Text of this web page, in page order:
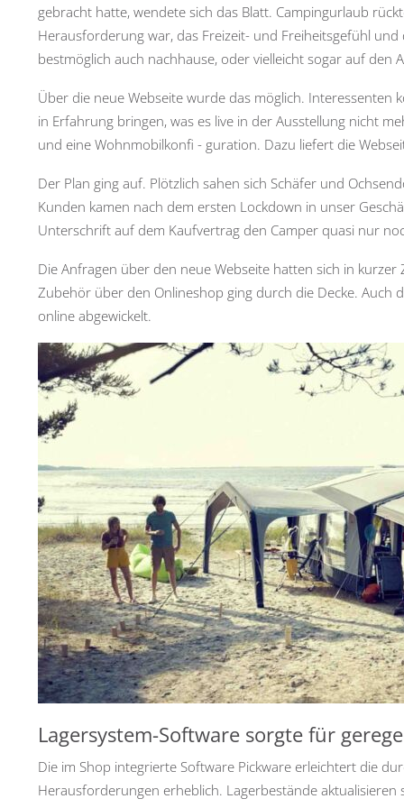
gebracht hatte, wendete sich das Blatt. Campingurlaub
Herausforderung war, das Freizeit- und Freiheitsgefühl
bestmöglich auch nachhause, oder vielleicht sogar auf den
Über die neue Webseite wurde das möglich.
in Erfahrung bringen, was es live in der Ausstellung nicht
und eine Wohnmobilkonfi - guration. Dazu liefert die
Der Plan ging auf. Plötzlich sahen sich Schäfer und
Kunden kamen nach dem ersten Lockdown in unser
Unterschrift auf dem Kaufvertrag den Camper quasi nur
Die Anfragen über den neue Webseite hatten sich in
Zubehör über den Onlineshop ging durch die Decke.
online abgewickelt.
Lagersystem-Software sorgte für
Die im Shop integrierte Software Pickware erleichtert die
Herausforderungen erheblich. Lagerbestände